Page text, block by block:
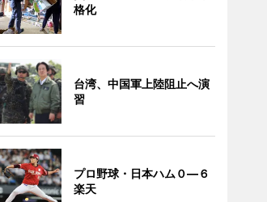
格化
台湾、中国軍上陸阻止へ演
習
プロ野球・日本ハム０―６
楽天